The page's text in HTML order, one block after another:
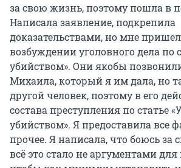
за свою жизнь, поэтому пошла в
Написала заявление, подкрепила
доказательствами, но мне
возбуждении уголовного дела по
убийством». Они якобы
Михаила, который я им дала, но
другой человек, поэтому в его
состава преступления по статье
убийством». Я предоставила все
прочее. Я написала, что боюсь за
всё это стало не аргументами